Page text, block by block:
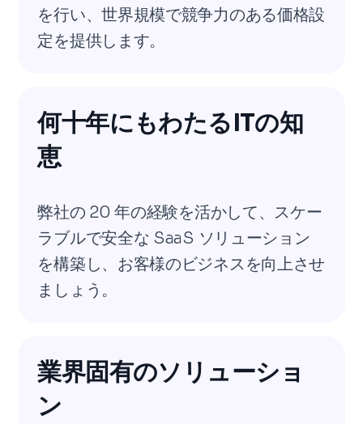
を行い、世界規模で競争力のある価格設
定を提供します。
何十年にもわたるITの知
恵
弊社の 20 年の経験を活かして、スケー
ラブルで安全な SaaS ソリューション
を構築し、お客様のビジネスを向上させ
ましょう。
業界固有のソリューショ
ン